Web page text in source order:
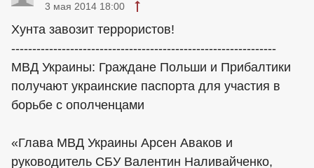
3 мая 2014 18:00
Хунта завозит террористов!
---------------------------------------------------------------
МВД Украины: Граждане Польши и Прибалтики
получают украинские паспорта для участия в
борьбе с ополченцами
«Глава МВД Украины Арсен Аваков и
руководитель СБУ Валентин Наливайченко,